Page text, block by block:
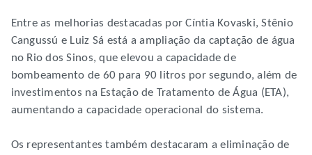
Entre as melhorias destacadas por Cíntia Kovaski, Stênio
Cangussú e Luiz Sá está a ampliação da captação de água
no Rio dos Sinos, que elevou a capacidade de
bombeamento de 60 para 90 litros por segundo, além de
investimentos na Estação de Tratamento de Água (ETA),
aumentando a capacidade operacional do sistema.
Os representantes também destacaram a eliminação de